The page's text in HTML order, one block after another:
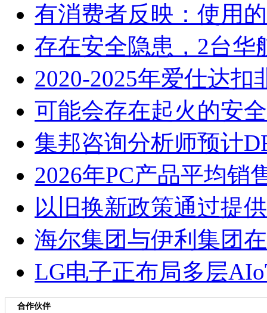
有消费者反映：使用
存在安全隐患，2台华
2020-2025年爱仕达
可能会存在起火的安
集邦咨询分析师预计
2026年PC产品平均销
以旧换新政策通过提
海尔集团与伊利集团
LG电子正布局多层
合作伙伴